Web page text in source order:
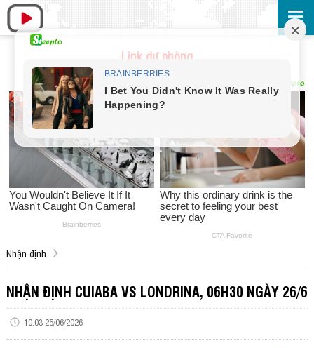
Link dự phòng
Nhận định
NHẬN ĐỊNH CUIABA VS LONDRINA, 06H30 NGÀY 26/6
10:03 25/06/2026